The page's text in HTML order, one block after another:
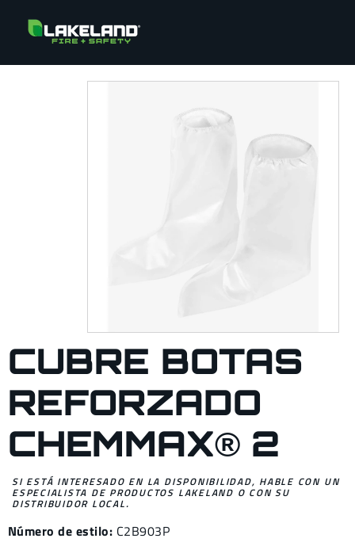
CUBRE BOTAS
REFORZADO
CHEMMAX® 2
SI ESTÁ INTERESADO EN LA DISPONIBILIDAD, HABLE CON UN
ESPECIALISTA DE PRODUCTOS LAKELAND O CON SU
DISTRIBUIDOR LOCAL.
Número de estilo: C2B903P